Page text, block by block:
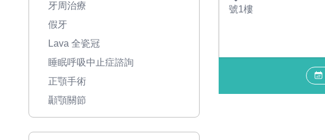
牙周治療
假牙
Lava 全瓷冠
睡眠呼吸中止症諮詢
正顎手術
顳顎關節
號1樓